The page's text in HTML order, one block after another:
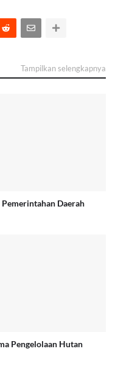
Tampilkan selengkapnya
Daerah
Pengelolaan Hutan